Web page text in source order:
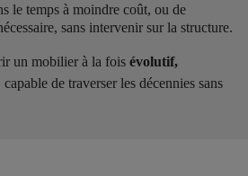
le temps à moindre coût, ou de
sans intervenir sur la structure.
un mobilier à la fois évolutif,
capable de traverser les décennies sans